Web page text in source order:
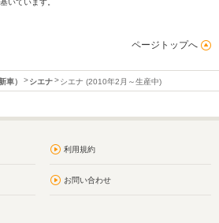
ページトップへ
車） シエナ シエナ (2010年2月～生産中)
利用規約
お問い合わせ